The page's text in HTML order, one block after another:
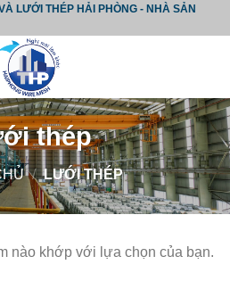
LƯỚI THÉP HẢI PHÒNG - NHÀ SẢN
thép
/ LƯỚI THÉP
nào khớp với lựa chọn của bạn.